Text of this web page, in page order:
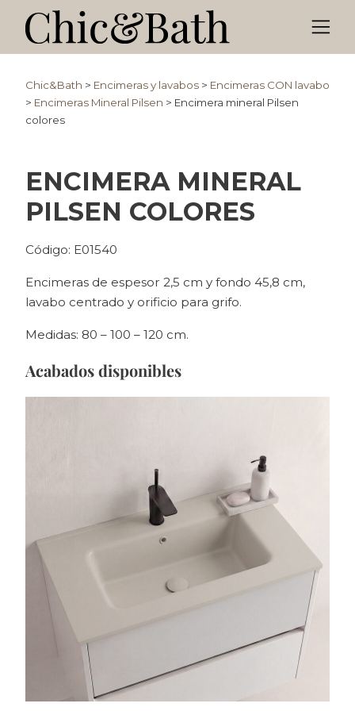
Chic&Bath > Encimeras y lavabos > Encimeras CON lavabo
> Encimeras Mineral Pilsen > Encimera mineral Pilsen
colores
ENCIMERA MINERAL
PILSEN COLORES
Código: E01540
Encimeras de espesor 2,5 cm y fondo 45,8 cm,
lavabo centrado y orificio para grifo.
Medidas: 80 – 100 – 120 cm.
Acabados disponibles